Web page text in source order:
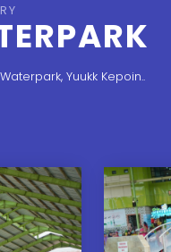
Yuukk Kepoin..